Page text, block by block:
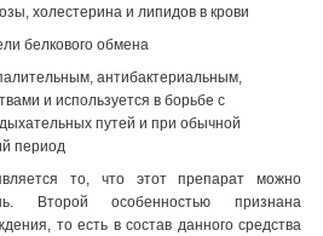
холестерина и липидов в крови
белкового обмена
антибактериальным,
и используется в борьбе с
путей и при обычной
период
то, что этот препарат можно
Второй особенностью признана
то есть в состав данного средства